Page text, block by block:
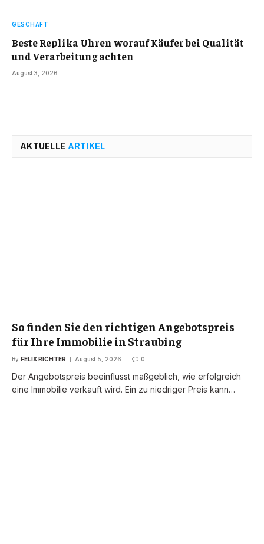
GESCHÄFT
Beste Replika Uhren worauf Käufer bei Qualität
und Verarbeitung achten
August 3, 2026
AKTUELLE ARTIKEL
So finden Sie den richtigen Angebotspreis
für Ihre Immobilie in Straubing
By FELIX RICHTER August 5, 2026 0
Der Angebotspreis beeinflusst maßgeblich, wie erfolgreich
eine Immobilie verkauft wird. Ein zu niedriger Preis kann…